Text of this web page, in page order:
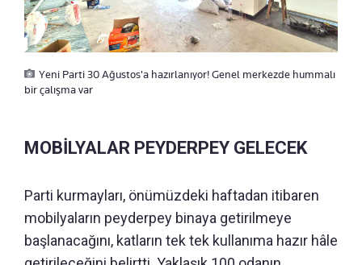
Yeni Parti 30 Ağustos'a hazırlanıyor! Genel merkezde hummalı
bir çalışma var
MOBİLYALAR PEYDERPEY GELECEK
Parti kurmayları, önümüzdeki haftadan itibaren
mobilyaların peyderpey binaya getirilmeye
başlanacağını, katların tek tek kullanıma hazır hâle